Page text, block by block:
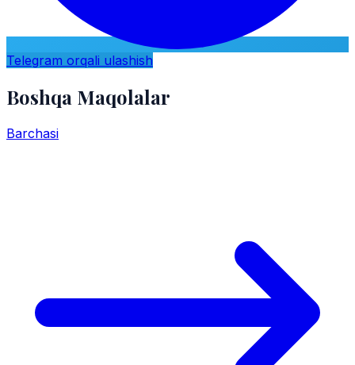
Telegram orqali ulashish
Boshqa Maqolalar
Barchasi